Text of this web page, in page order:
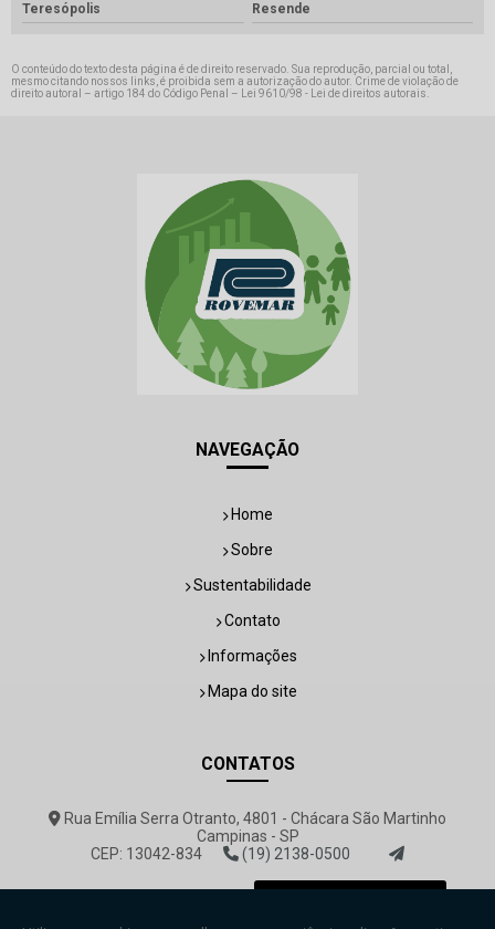
Teresópolis Resende
O conteúdo do texto desta página é de direito reservado. Sua reprodução, parcial ou total,
mesmo citando nossos links, é proibida sem a autorização do autor. Crime de violação de
direito autoral – artigo 184 do Código Penal – Lei 9610/98 - Lei de direitos autorais.
NAVEGAÇÃO
Home
Sobre
Sustentabilidade
Contato
Informações
Mapa do site
CONTATOS
Rua Emília Serra Otranto, 4801 - Chácara São Martinho
Campinas - SP
CEP: 13042-834
(19) 2138-0500